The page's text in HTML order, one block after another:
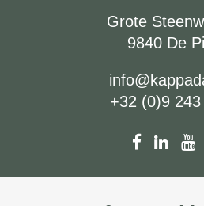
Grote
9840 De
+32 (0)9